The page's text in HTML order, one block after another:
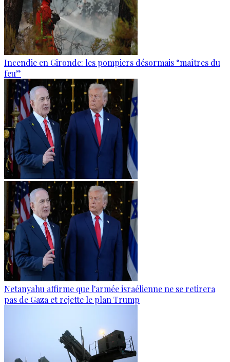
Incendie en Gironde: les pompiers désormais “maîtres du
feu”
Netanyahu affirme que l'armée israélienne ne se retirera
pas de Gaza et rejette le plan Trump